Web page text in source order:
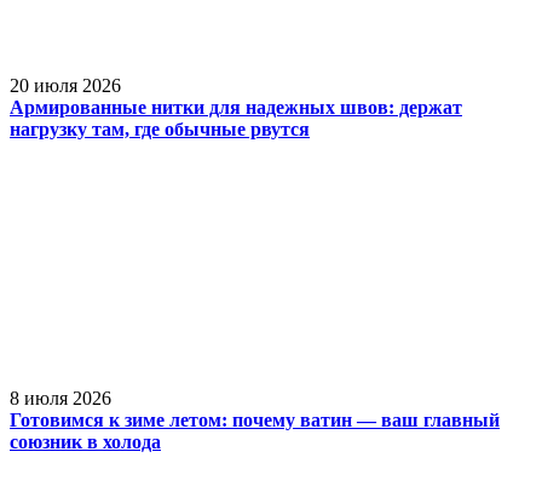
20 июля 2026
Армированные нитки для надежных швов: держат
нагрузку там, где обычные рвутся
8 июля 2026
Готовимся к зиме летом: почему ватин — ваш главный
союзник в холода